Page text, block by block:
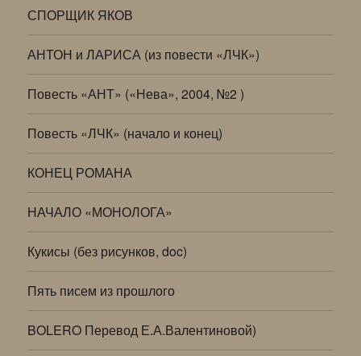
СПОРЩИК ЯКОВ
АНТОН и ЛАРИСА (из повести «ЛЧК»)
Повесть «АНТ» («Нева», 2004, №2 )
Повесть «ЛЧК» (начало и конец)
КОНЕЦ РОМАНА
НАЧАЛО «МОНОЛОГА»
Кукисы (без рисунков, doc)
Пять писем из прошлого
BOLERO Перевод Е.А.Валентиновой)